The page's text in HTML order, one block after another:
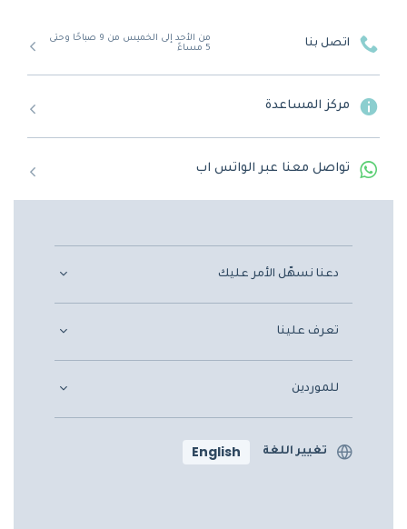
اتصل بنا
من الأحد إلى الخميس من 9 صباحًا وحتى
5 مساءً
مركز المساعدة
تواصل معنا عبر الواتس اب
دعنا نسهّل الأمر عليك
تعرف علينا
للموردين
تغيير اللغة English